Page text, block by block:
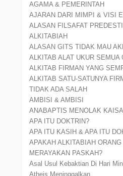
AGAMA & PEMERINTAH
AJARAN DARI MIMPI & VISI
ALASAN FILSAFAT
ALKITABIAH
ALASAN GITS TIDAK MAU
ALKITAB ALAT UKUR SEMUA
ALKITAB FIRMAN YANG
ALKITAB SATU-SATUNYA
TIDAK ADA SALAH
AMBISI & AMBISI
ANABAPTIS MENOLAK
APA ITU DOKTRIN?
APA ITU KASIH & APA ITU
APAKAH ALKITABIAH
MERAYAKAN PASKAH?
Asal Usul Kebaktian Di Hari
Atheis Meninggalkan